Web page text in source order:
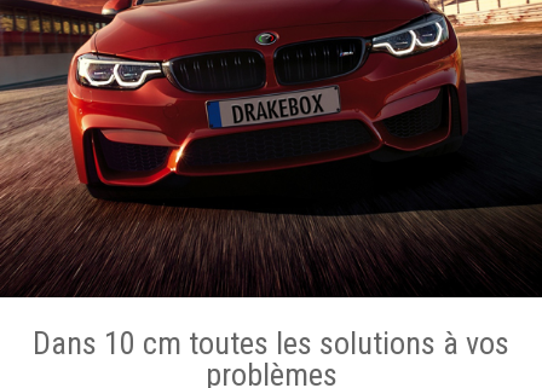
Dans 10 cm toutes les solutions à vos
problèmes